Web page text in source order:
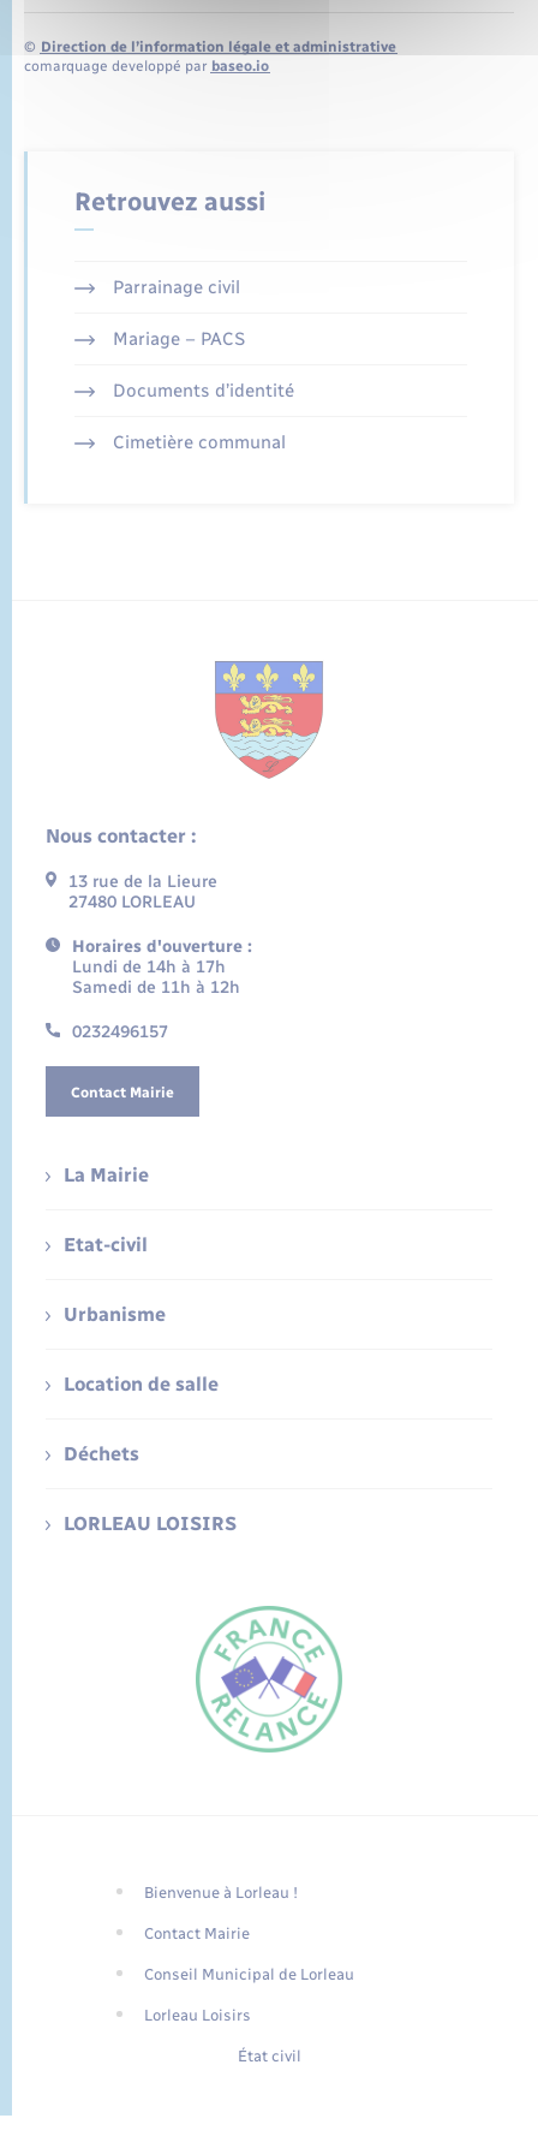
Traduction du
FR
© Direction de l’information légale et administrative
comarquage developpé par baseo.io
Retrouvez aussi
Parrainage civil
Mariage – PACS
Documents d’identité
Cimetière communal
Nous contacter :
13 rue de la Lieure
27480 LORLEAU
Horaires d'ouverture :
Lundi de 14h à 17h
Samedi de 11h à 12h
0232496157
Contact Mairie
La Mairie
Etat-civil
Urbanisme
Location de salle
Déchets
LORLEAU LOISIRS
Bienvenue à Lorleau !
Contact Mairie
Conseil Municipal de Lorleau
Lorleau Loisirs
État civil